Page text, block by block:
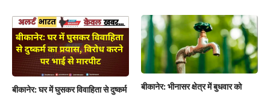
बीकानेर: घर में घुसकर विवाहिता से दुष्कर्म
बीकानेर: भीनासर क्षेत्र में बुधवार को